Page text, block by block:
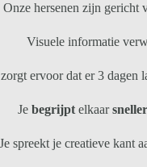
Onze hersenen zijn gericht
Visuele informatie
ervoor dat er 3 dagen
Je begrijptelkaarsneller
Je spreekt je creatieve kant